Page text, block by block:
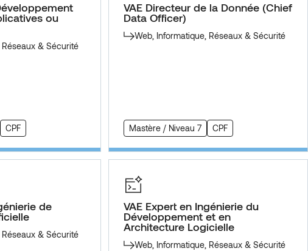
ou
& Sécurité
CPF
VAE Directeur de la Donnée (Chief
Data Officer)
Web, Informatique, Réseaux & Sécurité
Mastère / Niveau 7 CPF
de
& Sécurité
VAE Expert en Ingénierie du
Développement et en
Architecture Logicielle
Web, Informatique, Réseaux & Sécurité